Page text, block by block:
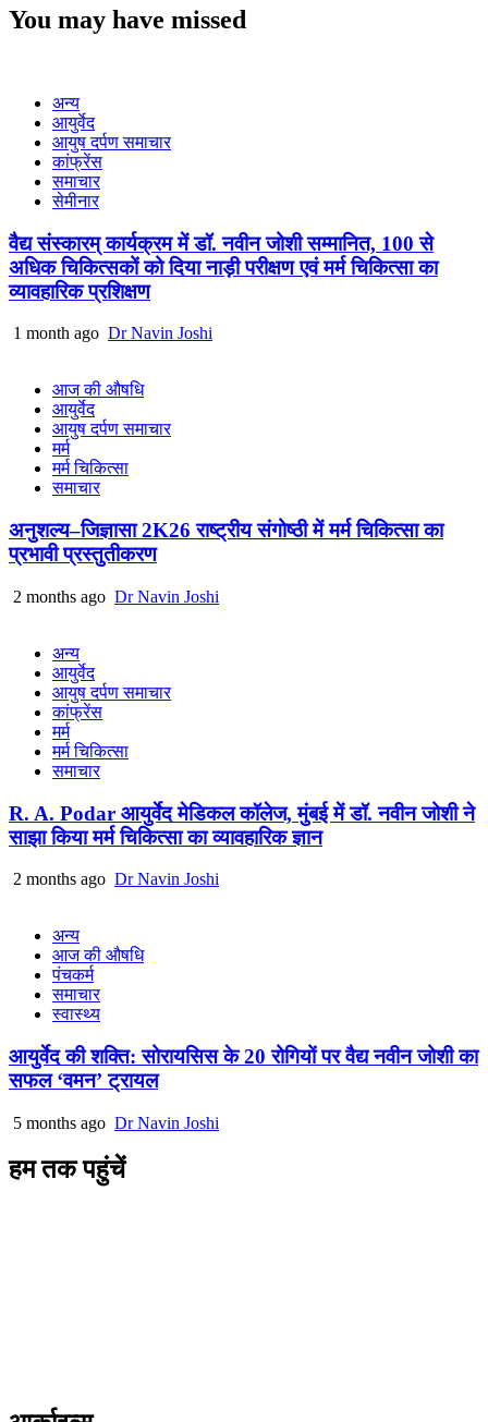
You may have missed
अन्य
आयुर्वेद
आयुष दर्पण समाचार
कांफ्रेंस
समाचार
सेमीनार
वैद्य संस्कारम् कार्यक्रम में डॉ. नवीन जोशी सम्मानित, 100 से
अधिक चिकित्सकों को दिया नाड़ी परीक्षण एवं मर्म चिकित्सा का
व्यावहारिक प्रशिक्षण
1 month ago Dr Navin Joshi
आज की औषधि
आयुर्वेद
आयुष दर्पण समाचार
मर्म
मर्म चिकित्सा
समाचार
अनुशल्य–जिज्ञासा 2K26 राष्ट्रीय संगोष्ठी में मर्म चिकित्सा का
प्रभावी प्रस्तुतीकरण
2 months ago Dr Navin Joshi
अन्य
आयुर्वेद
आयुष दर्पण समाचार
कांफ्रेंस
मर्म
मर्म चिकित्सा
समाचार
R. A. Podar आयुर्वेद मेडिकल कॉलेज, मुंबई में डॉ. नवीन जोशी ने
साझा किया मर्म चिकित्सा का व्यावहारिक ज्ञान
2 months ago Dr Navin Joshi
अन्य
आज की औषधि
पंचकर्म
समाचार
स्वास्थ्य
आयुर्वेद की शक्ति: सोरायसिस के 20 रोगियों पर वैद्य नवीन जोशी का
सफल ‘वमन’ ट्रायल
5 months ago Dr Navin Joshi
हम तक पहुंचें